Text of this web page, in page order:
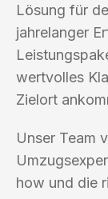
Lösung für
jahrelanger
wertvolles
Zielort
Unser Team
how und die